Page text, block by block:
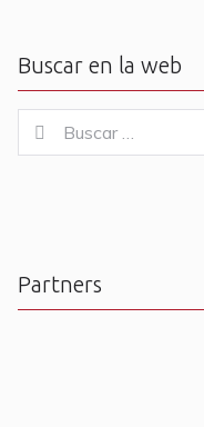
Buscar en la web
for:
Buscar
Partners